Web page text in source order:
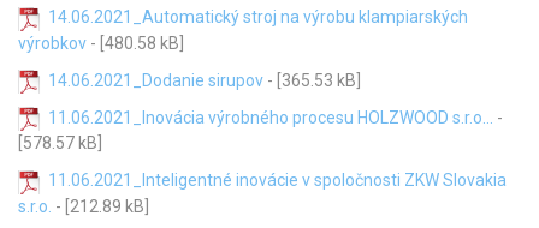
Skočiť
na
stránky
14.06.2021_Automatický stroj na výrobu klampiarských
výrobkov - [480.58 kB]
14.06.2021_Dodanie sirupov - [365.53 kB]
11.06.2021_Inovácia výrobného procesu HOLZWOOD s.r.o...
-
[578.57 kB]
11.06.2021_Inteligentné inovácie v spoločnosti ZKW Slovakia
s.r.o. - [212.89 kB]